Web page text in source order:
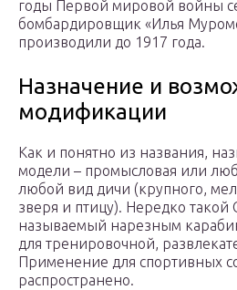
годы Первой мировой войны
бомбардировщик «Илья
производили до 1917 года.
Назначение и
модификации
Как и понятно из названия,
модели – промысловая или
любой вид дичи (крупного,
зверя и птицу). Нередко такой
называемый нарезным
для тренировочной,
Применение для спортивных
распространено.